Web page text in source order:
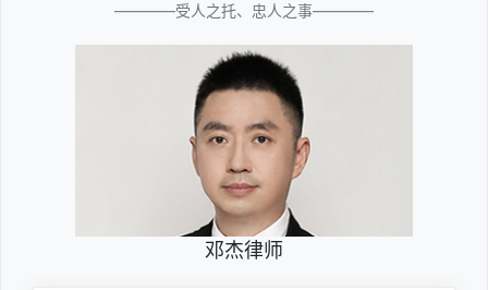
————受人之托、忠人之事————
邓杰律师